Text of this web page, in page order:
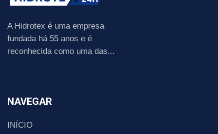
A Hidrotex é uma empresa
fundada há 55 anos e é
reconhecida como uma das...
NAVEGAR
INÍCIO